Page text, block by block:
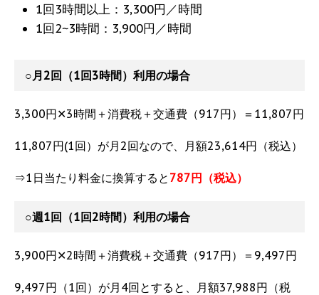
1回3時間以上：3,300円／時間
1回2~3時間：3,900円／時間
○月2回（1回3時間）利用の場合
3,300円✕3時間＋消費税＋交通費（917円）＝11,807円
11,807円(1回）が月2回なので、月額23,614円（税込）
⇒1日当たり料金に換算すると 787円（税込）
○週1回（1回2時間）利用の場合
3,900円✕2時間＋消費税＋交通費（917円）＝9,497円
9,497円（1回）が月4回とすると、月額37,988円（税